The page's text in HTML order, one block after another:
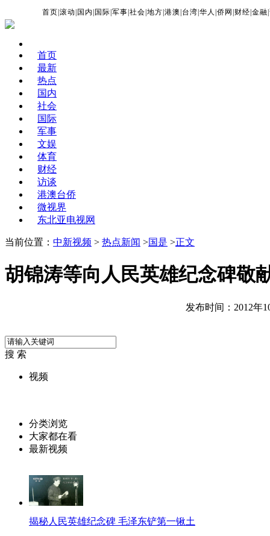
首页 |滚动 国内 国际 |军事 |社会 |地方 |港澳 台湾 |华人 |侨网 财经 |金融 |
首页
最新
热点
国内
社会
国际
军事
文娱
体育
财经
访谈
港澳台侨
微视界
东北亚电视网
当前位置： 中新视频 > 热点新闻 >国是 >正文
胡锦涛等向人民英雄纪念碑敬
发布时间：2012年
搜 索
视频
分类浏览
大家都在看
最新视频
揭秘人民英雄纪念碑 毛泽东铲第一锹土